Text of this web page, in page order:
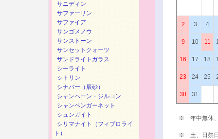
2 3 4
9 10 11
16 17 18
23 24 25
30 31
※ 年中無休、
※ 土、日祭日
サニディン
サファーリン
サファイア
サンゴメノウ
サンストーン
サンセットクォーツ
ザンドライトガラス
シーライト
シトリン
シナバー（辰砂）
シャンペーン・ジルコン
シャンペンガーネット
シュンガイト
シリマナイト（フィブロライ
ト）